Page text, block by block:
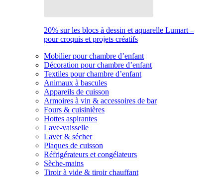
20% sur les blocs à dessin et aquarelle Lumart –
pour croquis et projets créatifs
Mobilier pour chambre d’enfant
Décoration pour chambre d’enfant
Textiles pour chambre d’enfant
Animaux à bascules
Appareils de cuisson
Armoires à vin & accessoires de bar
Fours & cuisinières
Hottes aspirantes
Lave-vaisselle
Laver & sécher
Plaques de cuisson
Réfrigérateurs et congélateurs
Sèche-mains
Tiroir à vide & tiroir chauffant